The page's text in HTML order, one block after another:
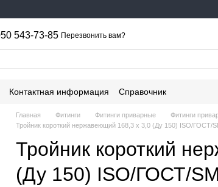
543-73-85 Перезвонить вам?
Контактная информация Справочник
Главная Фитинги Фитинги приварные Фитинги
Тройник короткий нержавеющий 168,3 х 3,0 (Ду 150) ISO/ГОСТ/
Тройник короткий
(Ду 150) ISO/ГОСТ/